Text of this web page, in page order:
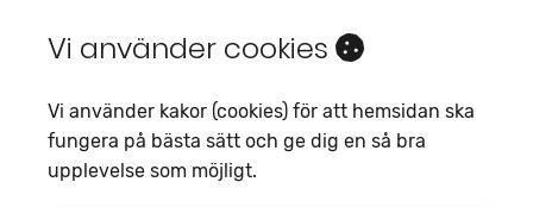
Copyright 2020 Fritidscenter
Vi använder cookies
Vi använder kakor (cookies) för att hemsidan ska
fungera på bästa sätt och ge dig en så bra
upplevelse som möjligt.